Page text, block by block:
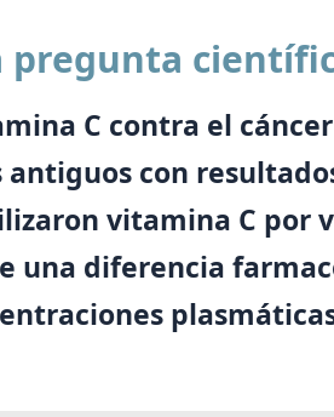
pregunta
C contra el
con
vitamina C por
una diferencia